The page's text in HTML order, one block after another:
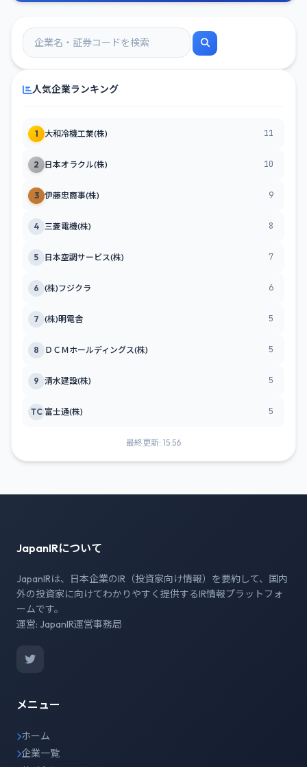
人気企業ランキング
1 大和冷機工業(株) 11
2 日本オラクル(株) 10
3 伊藤忠商事(株) 9
4 三菱電機(株) 8
5 日本空調サービス(株) 7
6 (株)フジクラ 6
7 (株)明電舎 5
8 ＤＣＭホールディングス(株) 5
9 清水建設(株) 5
TC 富士通(株) 5
最終更新: 15:56
JapanIRについて
JapanIRは、日本企業のIR（投資家向け情報）を要約して、国内
外の投資家に向けてわかりやすく提供するIR情報プラットフォ
ームです。
運営: JapanIR運営事務局
メニュー
ホーム
企業一覧